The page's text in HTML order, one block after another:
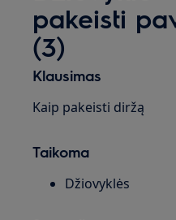
pakeisti
(3)
Klausimas
Kaip pakeisti diržą
Taikoma
Džiovyklės